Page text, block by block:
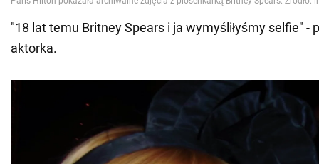
"18 lat temu Britney Spears i ja wymyśliłyśmy selfie" -
aktorka.